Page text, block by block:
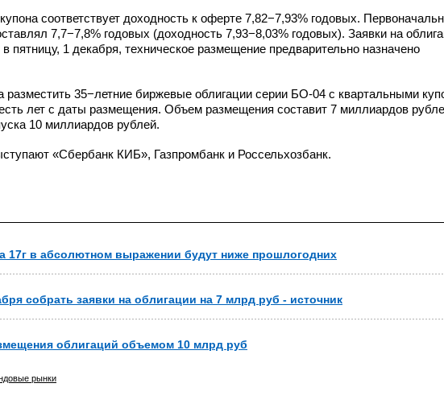
соответствует доходность к оферте 7,82−7,93% годовых.
7,7−7,8% годовых (доходность 7,93−8,03% годовых). Заявки на
пятницу, 1 декабря, техническое размещение предварительно назначено
разместить 35−летние биржевые облигации серии БО-04 с квартальными
лет с даты размещения. Объем размещения составит 7 миллиардов
10 миллиардов рублей.
«Сбербанк КИБ», Газпромбанк и Россельхозбанк.
в абсолютном выражении будут ниже прошлогодних
собрать заявки на облигации на 7 млрд руб - источник
облигаций объемом 10 млрд руб
рынки